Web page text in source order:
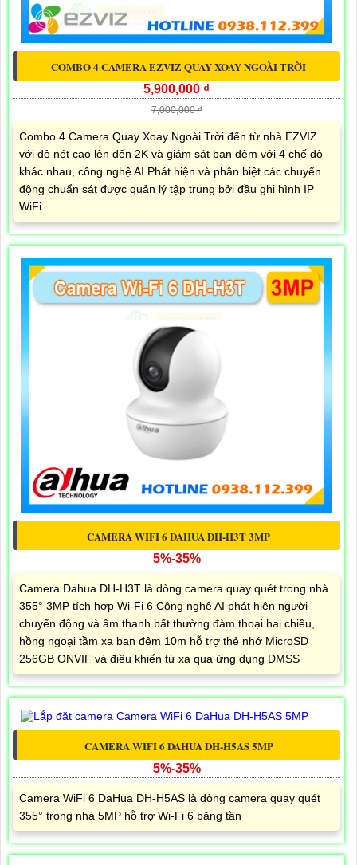
COMBO 4 CAMERA EZVIZ QUAY XOAY NGOÀI TRỜI
5,900,000 ₫
7,000,000 ₫
Combo 4 Camera Quay Xoay Ngoài Trời đến từ nhà EZVIZ
với độ nét cao lên đến 2K và giám sát ban đêm với 4 chế độ
khác nhau, công nghệ AI Phát hiện và phân biệt các chuyển
động chuẩn sát được quản lý tập trung bởi đầu ghi hình IP
WiFi
CAMERA WIFI 6 DAHUA DH-H3T 3MP
5%-35%
Camera Dahua DH-H3T là dòng camera quay quét trong nhà
355° 3MP tích hợp Wi-Fi 6 Công nghệ AI phát hiện người
chuyển động và âm thanh bất thường đàm thoại hai chiều,
hồng ngoại tầm xa ban đêm 10m hỗ trợ thẻ nhớ MicroSD
256GB ONVIF và điều khiển từ xa qua ứng dụng DMSS
CAMERA WIFI 6 DAHUA DH-H5AS 5MP
5%-35%
Camera WiFi 6 DaHua DH-H5AS là dòng camera quay quét
355° trong nhà 5MP hỗ trợ Wi-Fi 6 băng tần